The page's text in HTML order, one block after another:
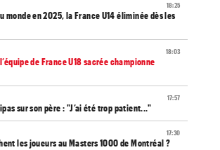
18:25
monde en 2025, la France U14 éliminée dès les
18:03
de France U18 sacrée championne
17:57
sur son père : "J’ai été trop patient..."
17:30
les joueurs au Masters 1000 de Montréal ?